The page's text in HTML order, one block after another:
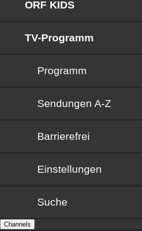
ORF KIDS
TV-Programm
Programm
Sendungen von A bis Z
Sendungen A-Z
Barrierefrei
Barrierefrei
Einstellungen
Suche
Channels